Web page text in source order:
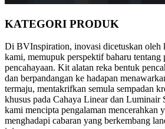
KATEGORI PRODUK
Di BVInspiration, inovasi dicetuskan oleh
kami, memupuk perspektif baharu tentang
pencahayaan. Kit alatan reka bentuk
dan berpandangan ke hadapan
termaju, mentakrifkan semula sempadan
khusus pada Cahaya Linear dan Luminair
kami mencipta pengalaman mencerahkan
menghadapi cabaran yang berkembang